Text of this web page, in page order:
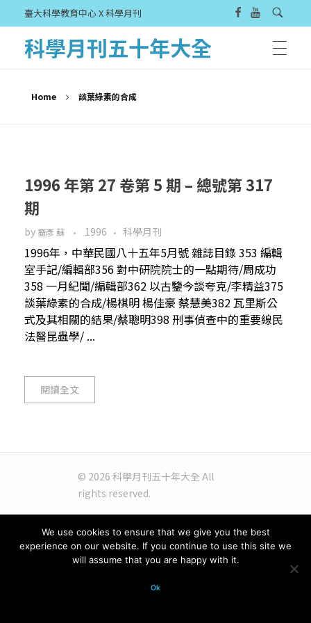
臺大科學教育中心 X 科學月刊
科學月刊五十年大全
Home 談葉綠素的合成
1996 年第 27 卷第 5 期 – 總號第 317
期
by 裔彥 蘇 1996 科學月刊
1996年，中華民國八十五年5月號 雜誌目錄 353 編輯
室手記/編輯部356 對中研院院士的一點期待/周成功
358 一月紀聞/編輯部362 以古鑒今談夸克/李精益375
談葉綠素的合成/楊棋明 楊佳豪 蔡慧美382 瓦里斯公
式及其相關的結果/蔡聰明398 刑事偵查中的重要線民
法醫昆蟲學/ ...
閱讀全文
© 2026 科學月刊五十年大全 All
rights reserved.
We use cookies to ensure that we give you the best
experience on our website. If you continue to use this site we
will assume that you are happy with it.
Ok